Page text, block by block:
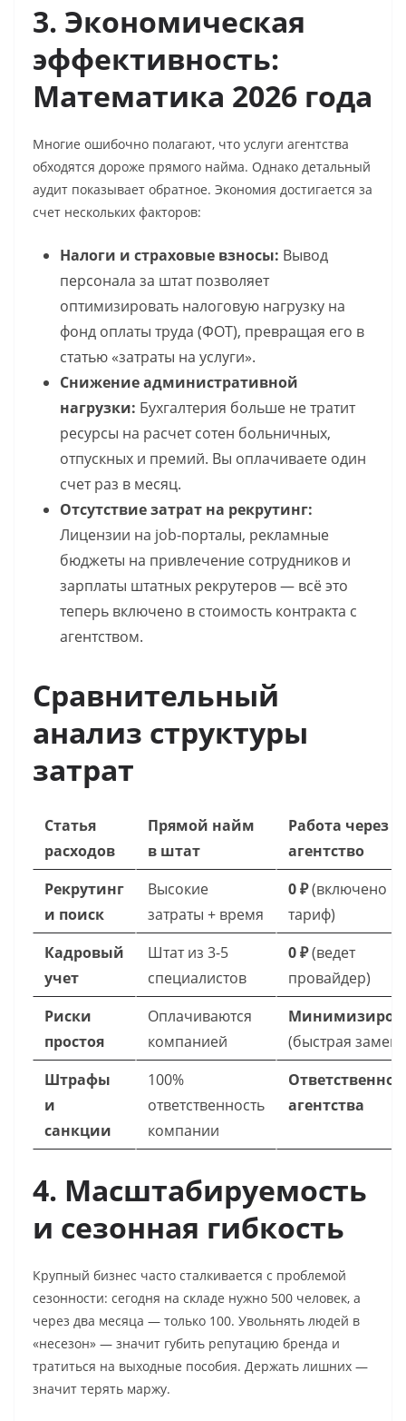
3. Экономическая
эффективность:
Математика 2026 года
Многие ошибочно полагают, что услуги агентства
обходятся дороже прямого найма. Однако детальный
аудит показывает обратное. Экономия достигается за
счет нескольких факторов:
Налоги и страховые взносы: Вывод
персонала за штат позволяет
оптимизировать налоговую нагрузку на
фонд оплаты труда (ФОТ), превращая его в
статью «затраты на услуги».
Снижение административной
нагрузки: Бухгалтерия больше не тратит
ресурсы на расчет сотен больничных,
отпускных и премий. Вы оплачиваете один
счет раз в месяц.
Отсутствие затрат на рекрутинг:
Лицензии на job-порталы, рекламные
бюджеты на привлечение сотрудников и
зарплаты штатных рекрутеров — всё это
теперь включено в стоимость контракта с
агентством.
Сравнительный
анализ структуры
затрат
Статья
расходов
Прямой найм
в штат
Работа через
агентство
Рекрутинг
и поиск
Высокие
затраты + время
0 ₽(включено в
тариф)
Кадровый
учет
Штат из 3-5
специалистов
0 ₽(ведет
провайдер)
Риски
простоя
Оплачиваются
компанией
(быстрая
Штрафы
и
санкции
100%
ответственность
компании
агентства
4. Масштабируемость
и сезонная гибкость
Крупный бизнес часто сталкивается с проблемой
сезонности: сегодня на складе нужно 500 человек, а
через два месяца — только 100. Увольнять людей в
«несезон» — значит губить репутацию бренда и
тратиться на выходные пособия. Держать лишних —
значит терять маржу.